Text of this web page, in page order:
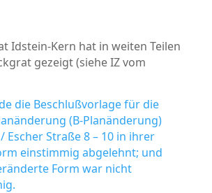
Idstein-Kern hat in weiten Teilen
gezeigt (siehe IZ vom
die Beschlußvorlage für die
(B-Planänderung)
Escher Straße 8 – 10 in ihrer
einstimmig abgelehnt; und
Form war nicht